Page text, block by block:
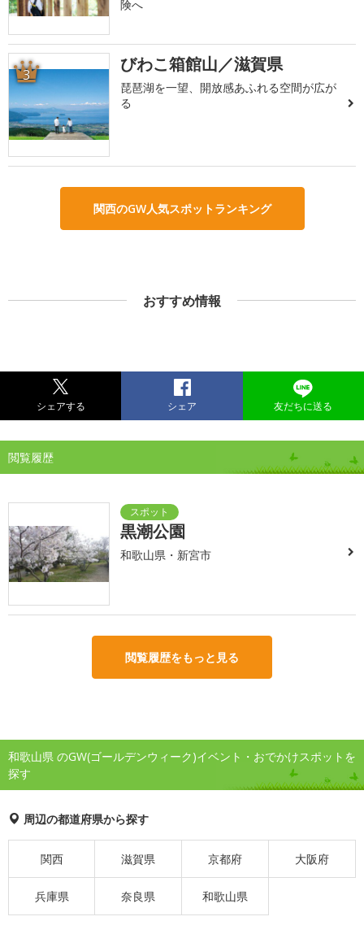
険へ
3 びわこ箱館山／滋賀県
琵琶湖を一望、開放感あふれる空間が広が
る
関西のGW人気スポットランキング
おすすめ情報
シェアする シェア 友だちに送る
閲覧履歴
黒潮公園
和歌山県・新宮市
閲覧履歴をもっと見る
和歌山県 のGW(ゴールデンウィーク)イベント・おでかけスポットを
探す
周辺の都道府県から探す
関西 滋賀県 京都府 大阪府
兵庫県 奈良県 和歌山県